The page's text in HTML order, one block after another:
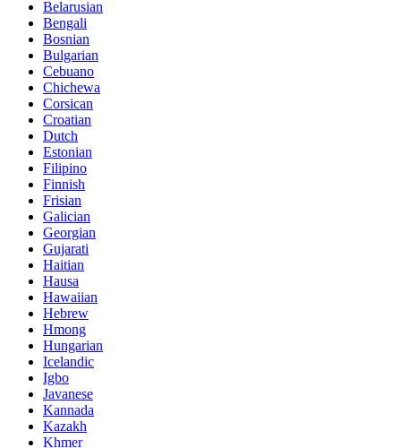
Belarusian
Bengali
Bosnian
Bulgarian
Cebuano
Chichewa
Corsican
Croatian
Dutch
Estonian
Filipino
Finnish
Frisian
Galician
Georgian
Gujarati
Haitian
Hausa
Hawaiian
Hebrew
Hmong
Hungarian
Icelandic
Igbo
Javanese
Kannada
Kazakh
Khmer